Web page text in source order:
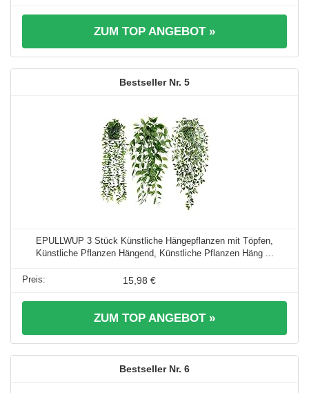
ZUM TOP ANGEBOT »
5
EPULLWUP 3 Stück Künstliche Hängepflanzen mit Töpfen,
Künstliche Pflanzen Hängend, Künstliche Pflanzen Häng ...
15,98 €
ZUM TOP ANGEBOT »
6